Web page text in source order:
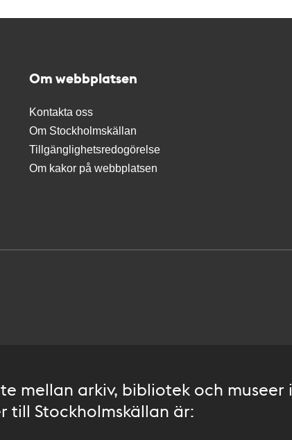
Om webbplatsen
Kontakta oss
Om Stockholmskällan
Tillgänglighetsredogörelse
Om kakor på webbplatsen
mellan arkiv, bibliotek och museer i
till Stockholmskällan är: